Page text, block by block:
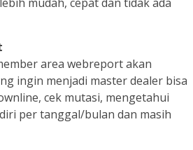
area webreport akan
ingin menjadi master dealer bisa
cek mutasi, mengetahui
per tanggal/bulan dan masih